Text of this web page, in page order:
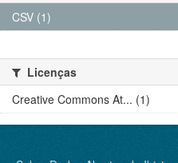
CSV (1)
Licenças
Creative Commons At... (1)